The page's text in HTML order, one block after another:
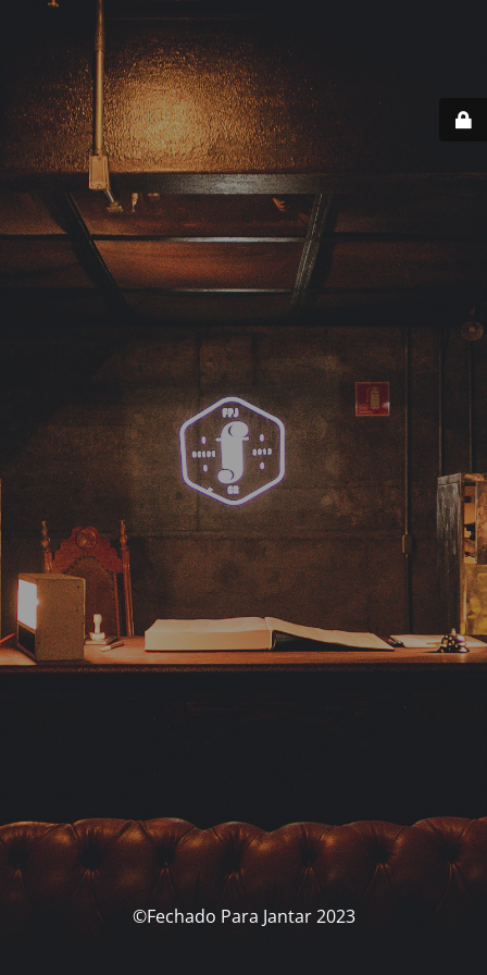
©Fechado Para Jantar 2023